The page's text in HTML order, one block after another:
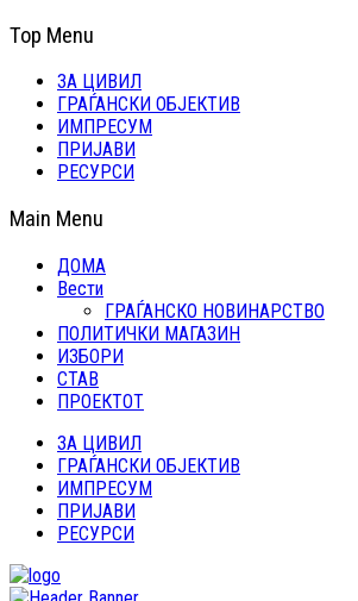
Top Menu
ЗА ЦИВИЛ
ГРАЃАНСКИ ОБЈЕКТИВ
ИМПРЕСУМ
ПРИЈАВИ
РЕСУРСИ
Main Menu
ДОМА
Вести
ГРАЃАНСКО НОВИНАРСТВО
ПОЛИТИЧКИ МАГАЗИН
ИЗБОРИ
СТАВ
ПРОЕКТОТ
ЗА ЦИВИЛ
ГРАЃАНСКИ ОБЈЕКТИВ
ИМПРЕСУМ
ПРИЈАВИ
РЕСУРСИ